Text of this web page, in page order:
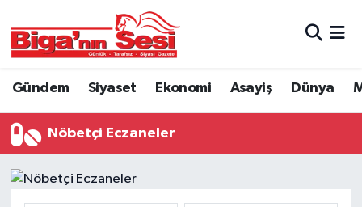
Gündem Siyaset Ekonomi Asayiş Dünya
Nöbetçi Eczaneler
Asayiş
Belde ve Köyler
Belediye
Çanakkale Hava Durumu
Süper Lig Puan Durumu ve Fikstür
Tüm Manşetler